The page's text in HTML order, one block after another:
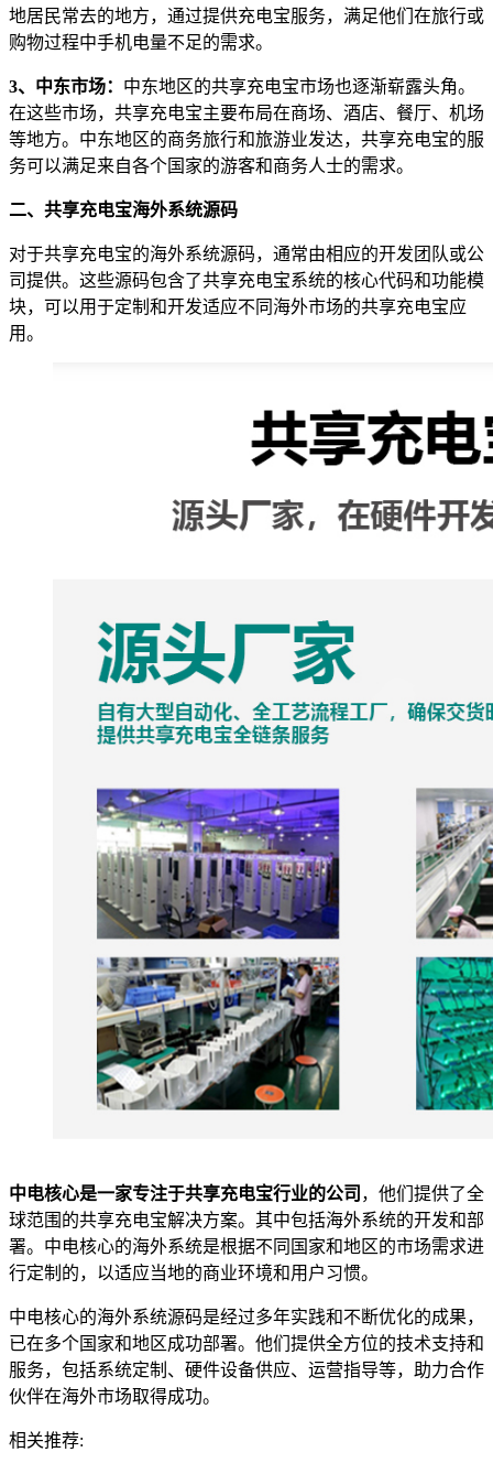
地居民常去的地方，通过提供充电宝服务，满足他们在旅行或
购物过程中手机电量不足的需求。
3、中东市场： 中东地区的共享充电宝市场也逐渐崭露头角。
在这些市场，共享充电宝主要布局在商场、酒店、餐厅、机场
等地方。中东地区的商务旅行和旅游业发达，共享充电宝的服
务可以满足来自各个国家的游客和商务人士的需求。
二、共享充电宝海外系统源码
对于共享充电宝的海外系统源码，通常由相应的开发团队或公
司提供。这些源码包含了共享充电宝系统的核心代码和功能模
块，可以用于定制和开发适应不同海外市场的共享充电宝应
用。
中电核心是一家专注于共享充电宝行业的公司 ，他们提供了全
球范围的共享充电宝解决方案。其中包括海外系统的开发和部
署。中电核心的海外系统是根据不同国家和地区的市场需求进
行定制的，以适应当地的商业环境和用户习惯。
中电核心的海外系统源码是经过多年实践和不断优化的成果，
已在多个国家和地区成功部署。他们提供全方位的技术支持和
服务，包括系统定制、硬件设备供应、运营指导等，助力合作
伙伴在海外市场取得成功。
相关推荐: